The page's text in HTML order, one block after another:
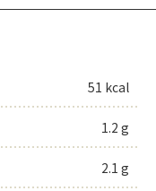
51 kcal
1.2 g
2.1 g